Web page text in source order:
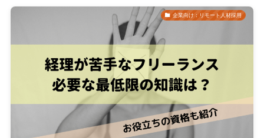
企業向け：リモート人材採用